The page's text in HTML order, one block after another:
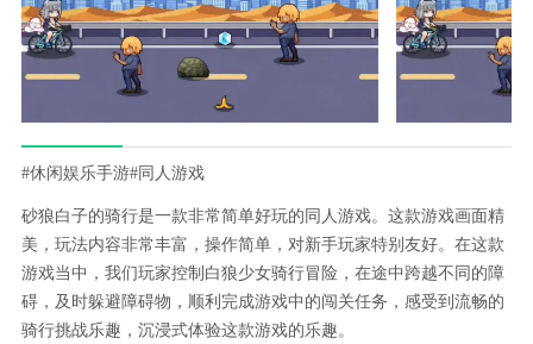
#休闲娱乐手游#同人游戏
砂狼白子的骑行是一款非常简单好玩的同人游戏。这款游戏画面精
美，玩法内容非常丰富，操作简单，对新手玩家特别友好。在这款
游戏当中，我们玩家控制白狼少女骑行冒险，在途中跨越不同的障
碍，及时躲避障碍物，顺利完成游戏中的闯关任务，感受到流畅的
骑行挑战乐趣，沉浸式体验这款游戏的乐趣。